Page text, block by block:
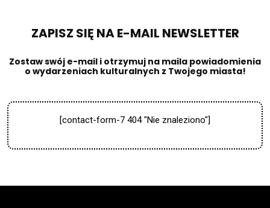
ZAPISZ SIĘ NA E-MAIL NEWSLETTER​
Zostaw swój e-mail i otrzymuj na maila powiadomienia
o wydarzeniach kulturalnych z Twojego miasta!
[contact-form-7 404 "Nie znaleziono"]